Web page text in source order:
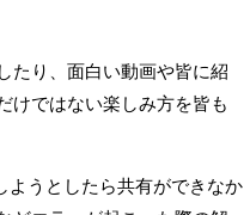
たり、 面白い動画や皆に紹
けではない楽しみ方を皆も
ようとしたら共有ができなか